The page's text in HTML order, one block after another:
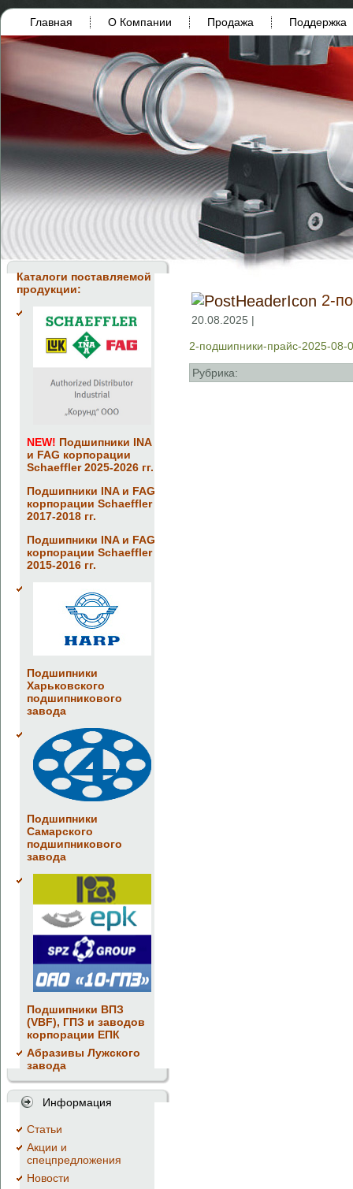
Главная О Компании Продажа Поддержка
Каталоги поставляемой
продукции:
NEW! Подшипники INA
и FAG корпорации
Schaeffler 2025-2026 гг.
Подшипники INA и FAG
корпорации Schaeffler
2017-2018 гг.
Подшипники INA и FAG
корпорации Schaeffler
2015-2016 гг.
Подшипники
Харьковского
подшипникового
завода
Подшипники
Самарского
подшипникового
завода
Подшипники ВПЗ
(VBF), ГПЗ и заводов
корпорации ЕПК
Абразивы Лужского
завода
Информация
Cтатьи
Акции и
спецпредложения
Новости
2-
20.08.2025 |
2-подшипники-прайс-2025-08-
Рубрика: